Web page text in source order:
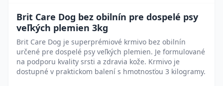
Brit Care Dog bez obilnín pre dospelé psy
veľkých plemien 3kg
Brit Care Dog je superprémiové krmivo bez obilnín
určené pre dospelé psy veľkých plemien. Je formulované
na podporu kvality srsti a zdravia kože. Krmivo je
dostupné v praktickom balení s hmotnosťou 3 kilogramy.